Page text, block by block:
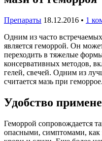
Препараты 18.12.2016 • 1
Одним из часто
является геморрой. Он
переходить в тяжелые
консервативных методов,
гелей, свечей. Одним из
считается мазь при геморрое.
Удобство
Геморрой сопровождается
опасными, симптомами,